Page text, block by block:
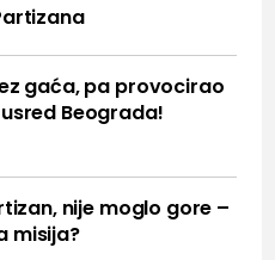
gaća, pa provocirao
Beograda!
nije moglo gore –
misija?